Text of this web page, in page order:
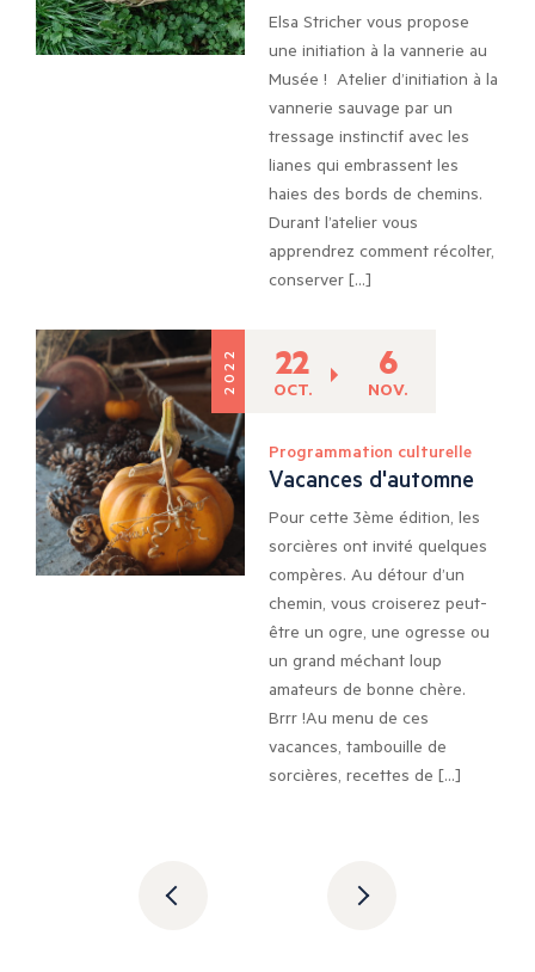
Elsa Stricher vous propose
une initiation à la vannerie au
Musée ! Atelier d’initiation à la
vannerie sauvage par un
tressage instinctif avec les
lianes qui embrassent les
haies des bords de chemins.
Durant l’atelier vous
apprendrez comment récolter,
conserver […]
2022 22
OCT.
6
NOV.
Programmation culturelle
Vacances d'automne
Pour cette 3ème édition, les
sorcières ont invité quelques
compères. Au détour d’un
chemin, vous croiserez peut-
être un ogre, une ogresse ou
un grand méchant loup
amateurs de bonne chère.
Brrr !Au menu de ces
vacances, tambouille de
sorcières, recettes de […]